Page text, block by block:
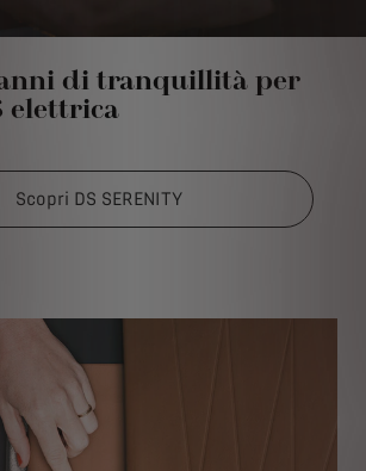
di tranquillità per
elettrica
Scopri DS SERENITY